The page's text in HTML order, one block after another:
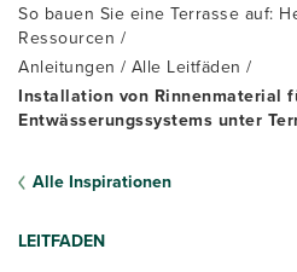
So bauen Sie eine Terrasse auf:
Ressourcen
Anleitungen
Alle Leitfäden
Installation von Rinnenmaterial
Entwässerungssystems unter
Alle Inspirationen
LEITFADEN